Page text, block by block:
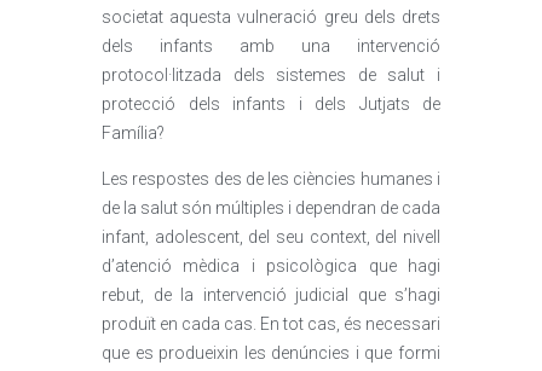
societat aquesta vulneració greu dels drets
dels infants amb una intervenció
protocol·litzada dels sistemes de salut i
protecció dels infants i dels Jutjats de
Família?
Les respostes des de les ciències humanes i
de la salut són múltiples i dependran de cada
infant, adolescent, del seu context, del nivell
d’atenció mèdica i psicològica que hagi
rebut, de la intervenció judicial que s’hagi
produït en cada cas. En tot cas, és necessari
que es produeixin les denúncies i que formi